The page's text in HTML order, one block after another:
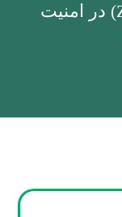
مدل اعتماد صفر (Zero Trust) در امنیت